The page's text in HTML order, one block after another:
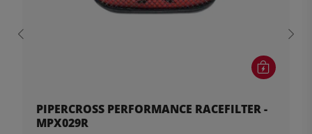
PIPERCROSS PERFORMANCE RACEFILTER -
MPX029R